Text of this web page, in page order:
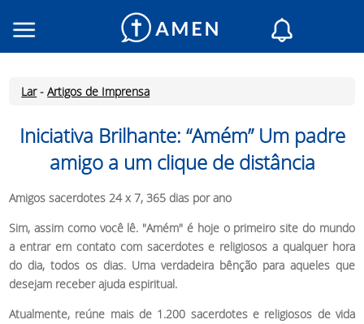
Religiosos
Leitura do dia
Mensagens do día
Santo do dia
Orações
Inicia Sessão
Inscreve-te
Lar -Artigos de Imprensa
Iniciativa Brilhante: “Amém” Um padre
amigo a um clique de distância
Amigos sacerdotes 24 x 7, 365 dias por ano
Sim, assim como você lê. "Amém" é hoje o primeiro site do mundo
a entrar em contato com sacerdotes e religiosos a qualquer hora
do dia, todos os dias. Uma verdadeira bênção para aqueles que
desejam receber ajuda espiritual.
Atualmente, reúne mais de 1.200 sacerdotes e religiosos de vida